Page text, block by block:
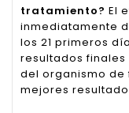
tratamiento? El
inmediatamente
los 21 primeros
resultados
del organismo de
mejores